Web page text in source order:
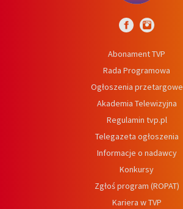
Abonament TVP
Rada Programowa
Ogłoszenia przetargowe
Akademia Telewizyjna
Regulamin tvp.pl
Telegazeta ogłoszenia
Informacje o nadawcy
Konkursy
Zgłoś program (ROPAT)
Kariera w TVP